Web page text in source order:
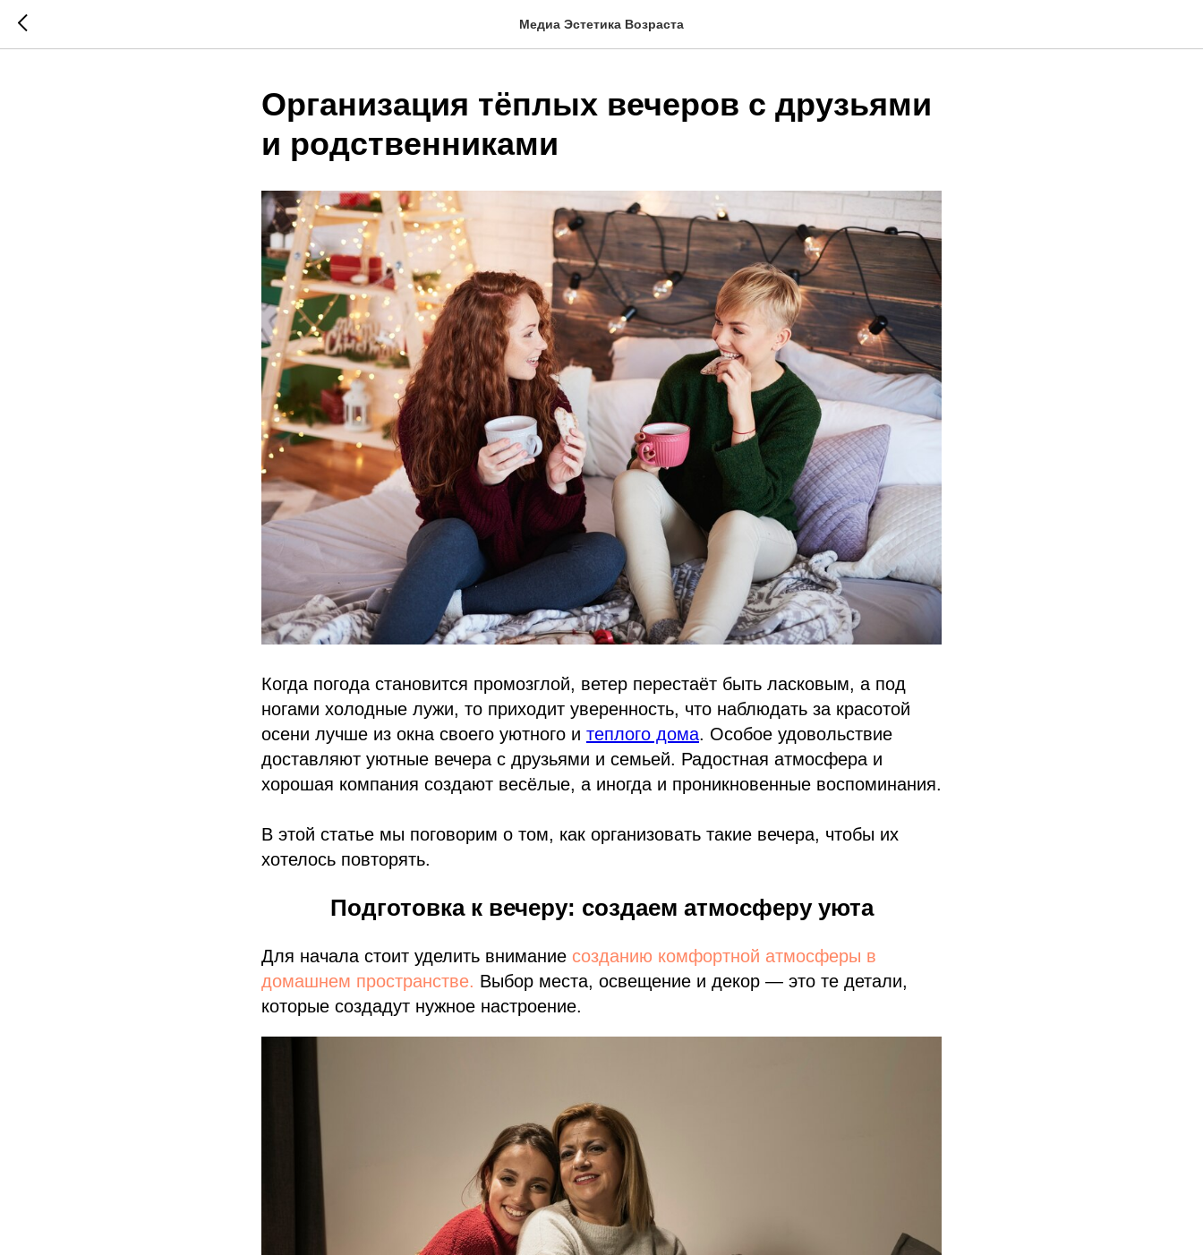
Медиа Эстетика Возраста
Организация тёплых вечеров с друзьями
и родственниками
Когда погода становится промозглой, ветер перестаёт быть ласковым, а под
ногами холодные лужи, то приходит уверенность, что наблюдать за красотой
осени лучше из окна своего уютного и теплого дома. Особое удовольствие
доставляют уютные вечера с друзьями и семьей. Радостная атмосфера и
хорошая компания создают весёлые, а иногда и проникновенные воспоминания.
В этой статье мы поговорим о том, как организовать такие вечера, чтобы их
хотелось повторять.
Подготовка к вечеру: создаем атмосферу уюта
Для начала стоит уделить внимание созданию комфортной атмосферы в
домашнем пространстве. Выбор места, освещение и декор — это те детали,
которые создадут нужное настроение.